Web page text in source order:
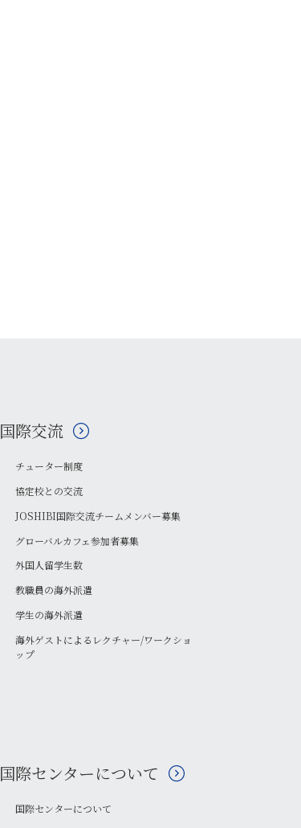
国際交流
チューター制度
協定校との交流
JOSHIBI国際交流チームメンバー募集
グローバルカフェ参加者募集
外国人留学生数
教職員の海外派遣
学生の海外派遣
海外ゲストによるレクチャー/ワークショ
ップ
国際センターについて
国際センターについて